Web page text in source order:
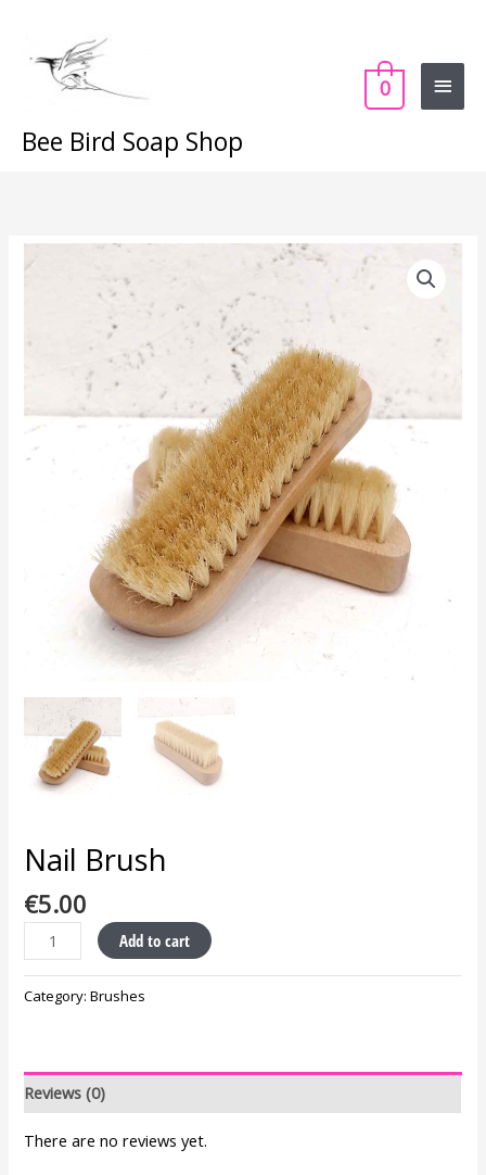
content
Bee Bird Soap Shop
Menu
0
Nail Brush
€5.00
Add to cart
Category:Brushes
Reviews (0)
There are no reviews yet.